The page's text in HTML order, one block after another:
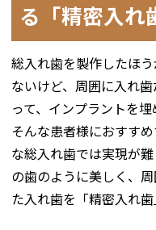
る「精密入れ
総入れ歯を製作したほ
ないけど、周囲に入れ
って、インプラントを
そんな患者様におすす
な総入れ歯では実現が
の歯のように美しく、
た入れ歯を「精密入れ歯